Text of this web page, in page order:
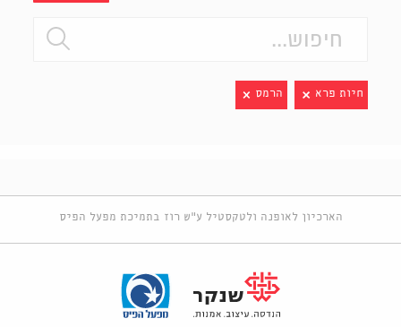
חיות פרא הרמס
הארכיון לאופנה ולטקסטיל ע"ש רוז בתמיכת מפעל הפיס